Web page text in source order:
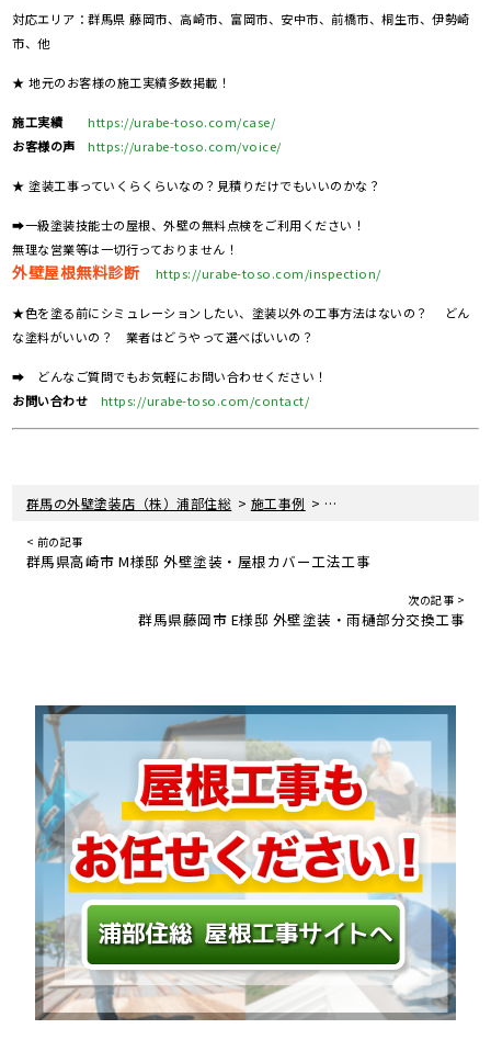
対応エリア：群馬県 藤岡市、高崎市、富岡市、安中市、前橋市、桐生市、伊勢崎
市、他
★ 地元のお客様の施工実績多数掲載！
施工実績
https://urabe-toso.com/case/
お客様の声
https://urabe-toso.com/voice/
★ 塗装工事っていくらくらいなの？見積りだけでもいいのかな？
➡一級塗装技能士の屋根、外壁の無料点検をご利用ください！
無理な営業等は一切行っておりません！
外壁屋根無料診断 https://urabe-toso.com/inspection/
★色を塗る前にシミュレーションしたい、塗装以外の工事方法はないの？ どん
な塗料がいいの？ 業者はどうやって選べばいいの？
➡ どんなご質問でもお気軽にお問い合わせください！
お問い合わせ
https://urabe-toso.com/contact/
群馬の外壁塗装店（株）浦部住総 > 施工事例 > 埼玉県本庄市 W様邸 屋根
< 前の記事
群馬県高崎市 M様邸 外壁塗装・屋根カバー工法工事
次の記事 >
群馬県藤岡市 E様邸 外壁塗装・雨樋部分交換工事